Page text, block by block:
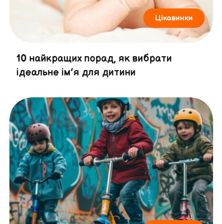
Цікавинки
10 найкращих порад, як вибрати
ідеальне ім’я для дитини